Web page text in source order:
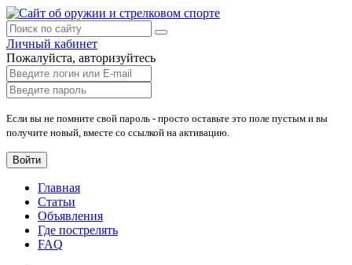
Личный кабинет
Пожалуйста, авторизуйтесь
Если вы не помните свой пароль - просто оставьте это поле пустым и вы
получите новый, вместе со ссылкой на активацию.
Войти
Главная
Статьи
Объявления
Где пострелять
FAQ